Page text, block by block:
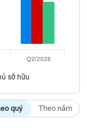
sỡ hữu
Q2/2026
quý Theo năm